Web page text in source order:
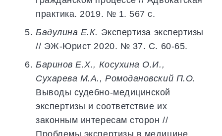
практика. 2019. № 1. 567 с.
Бадулина Е.К. Экспертиза экспертизы
// ЭЖ-Юрист 2020. № 37. С. 60-65.
Баринов Е.Х., Косухина О.И.,
Сухарева М.А., Ромодановский П.О.
Выводы судебно-медицинской
экспертизы и соответствие их
законным интересам сторон //
Проблемы экспертизы в медицине.